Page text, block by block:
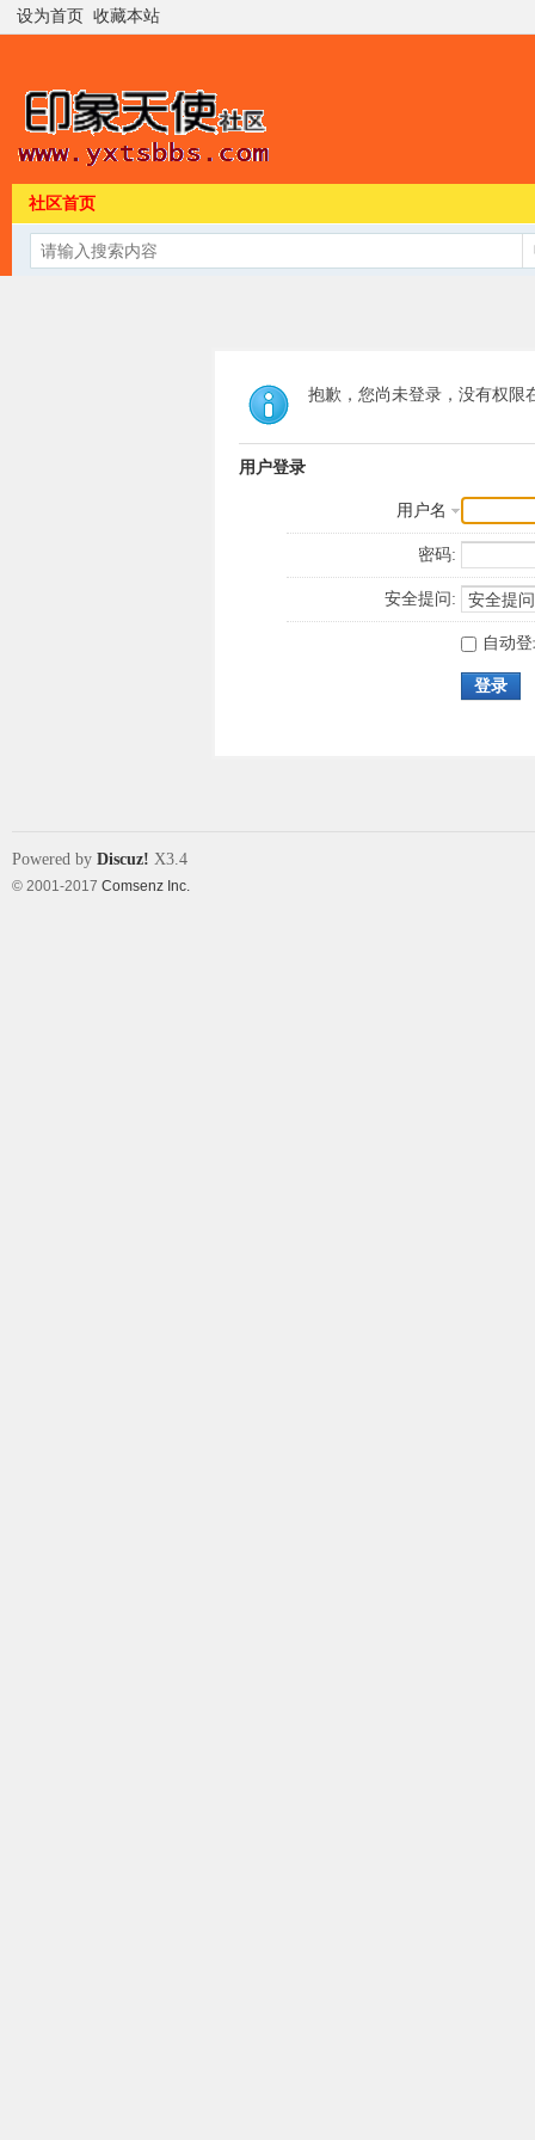
设为首页 收藏本站
社区首页
抱歉，您尚未登录，没有权限
用户登录
用户名
密码:
安全提问:
自动
登录
Powered by Discuz! X3.4
© 2001-2017 Comsenz Inc.